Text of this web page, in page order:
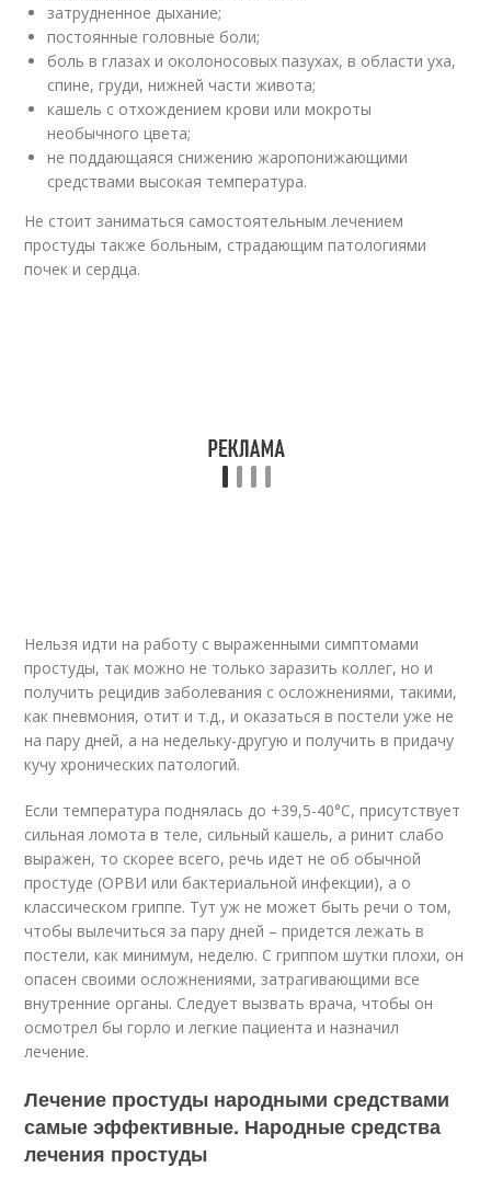
затрудненное дыхание;
постоянные головные боли;
боль в глазах и околоносовых пазухах, в области уха,
спине, груди, нижней части живота;
кашель с отхождением крови или мокроты
необычного цвета;
не поддающаяся снижению жаропонижающими
средствами высокая температура.
Не стоит заниматься самостоятельным лечением
простуды также больным, страдающим патологиями
почек и сердца.
Нельзя идти на работу с выраженными симптомами
простуды, так можно не только заразить коллег, но и
получить рецидив заболевания с осложнениями, такими,
как пневмония, отит и т.д., и оказаться в постели уже не
на пару дней, а на недельку-другую и получить в придачу
кучу хронических патологий.
Если температура поднялась до +39,5-40°С, присутствует
сильная ломота в теле, сильный кашель, а ринит слабо
выражен, то скорее всего, речь идет не об обычной
простуде (ОРВИ или бактериальной инфекции), а о
классическом гриппе. Тут уж не может быть речи о том,
чтобы вылечиться за пару дней – придется лежать в
постели, как минимум, неделю. С гриппом шутки плохи, он
опасен своими осложнениями, затрагивающими все
внутренние органы. Следует вызвать врача, чтобы он
осмотрел бы горло и легкие пациента и назначил
лечение.
Лечение простуды народными средствами
самые эффективные. Народные средства
лечения простуды